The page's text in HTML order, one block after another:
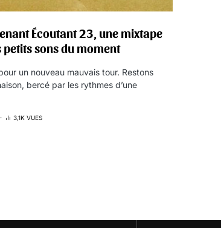
Écoutant 23, une mixtape
petits sons du moment
un nouveau mauvais tour. Restons
bercé par les rythmes d’une
3,1K VUES